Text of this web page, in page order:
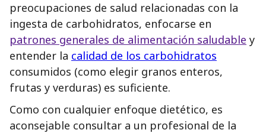
preocupaciones de salud relacionadas con la
ingesta de carbohidratos, enfocarse en
patrones generales de alimentación saludable y
entender la calidad de los carbohidratos
consumidos (como elegir granos enteros,
frutas y verduras) es suficiente.
Como con cualquier enfoque dietético, es
aconsejable consultar a un profesional de la